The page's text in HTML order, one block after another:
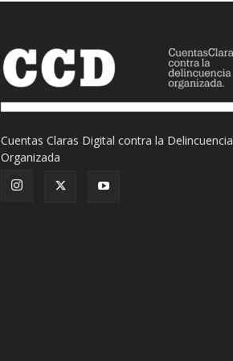
Cuentas Claras Digital contra la Delincuencia
Organizada